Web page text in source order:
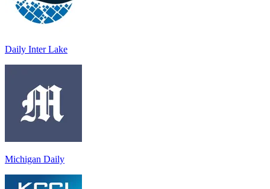
Daily Inter Lake
Michigan Daily